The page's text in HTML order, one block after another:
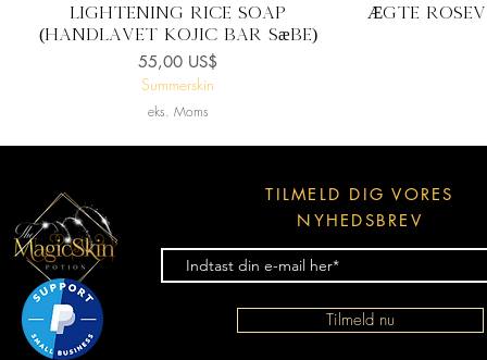
Hurtigvisning
Lightening Rice Soap
(håndlavet kojic bar sæbe)
Pris
55,00 US$
Summerskin
eks. Moms
Ægte
TILMELD DIG VORES
NYHEDSBREV
Tilmeld nu